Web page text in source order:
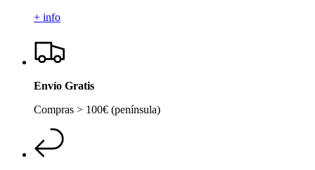
+ info
Envío Gratis
Compras > 100€ (península)